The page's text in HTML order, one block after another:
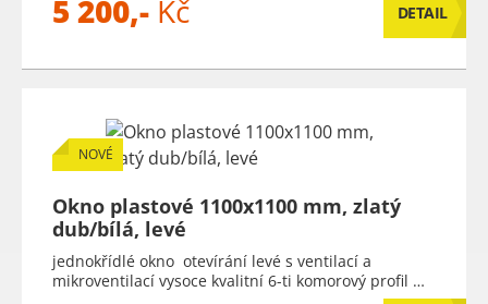
5 200,- Kč DETAIL
NOVÉ
Okno plastové 1100x1100 mm, zlatý
dub/bílá, levé
jednokřídlé okno otevírání levé s ventilací a
mikroventilací vysoce kvalitní 6-ti komorový profil …